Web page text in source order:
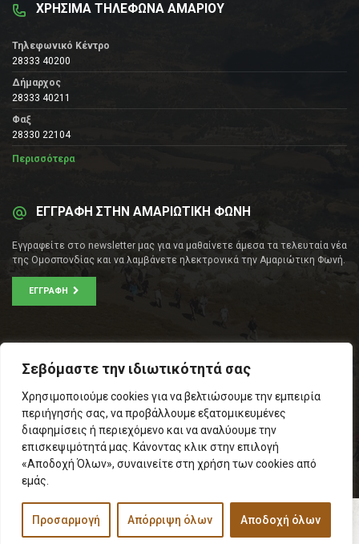
Σεβόμαστε την ιδιωτικότητά σας
Χρησιμοποιούμε cookies για να βελτιώσουμε την εμπειρία
περιήγησής σας, να προβάλλουμε εξατομικευμένες
διαφημίσεις ή περιεχόμενο και να αναλύουμε την
επισκεψιμότητά μας. Κάνοντας κλικ στην επιλογή
«Αποδοχή Όλων», συναινείτε στη χρήση των cookies από
εμάς.
Προσαρμογή Απόρριψη όλων Αποδοχή όλων
ΧΡΗΣΙΜΑ ΤΗΛΕΦΩΝΑ ΑΜΑΡΙΟΥ
Τηλεφωνικό Κέντρο
28333 40200
Δήμαρχος
28333 40211
Φαξ
28330 22104
Περισσότερα
ΕΓΓΡΑΦΗ ΣΤΗΝ ΑΜΑΡΙΩΤΙΚΗ ΦΩΝΗ
Εγγραφείτε στο newsletter μας για να μαθαίνετε άμεσα τα τελευταία νέα
της Ομοσπονδίας και να λαμβάνετε ηλεκτρονικά την Αμαριώτικη Φωνή.
ΕΓΓΡΑΦΉ
Τ.Κ.: 105 53
Τηλ. – Fax: 210 33 14 346
Τηλ. Προέδρου: 6971566783
Email:info@omospamari.gr
© 2017 Ομοσπονδία Σωματείων Επαρχίας Αμαρίου